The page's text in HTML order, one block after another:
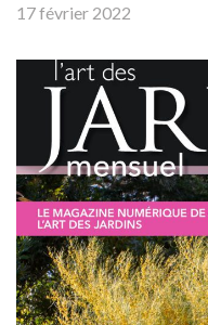
17 février 2022